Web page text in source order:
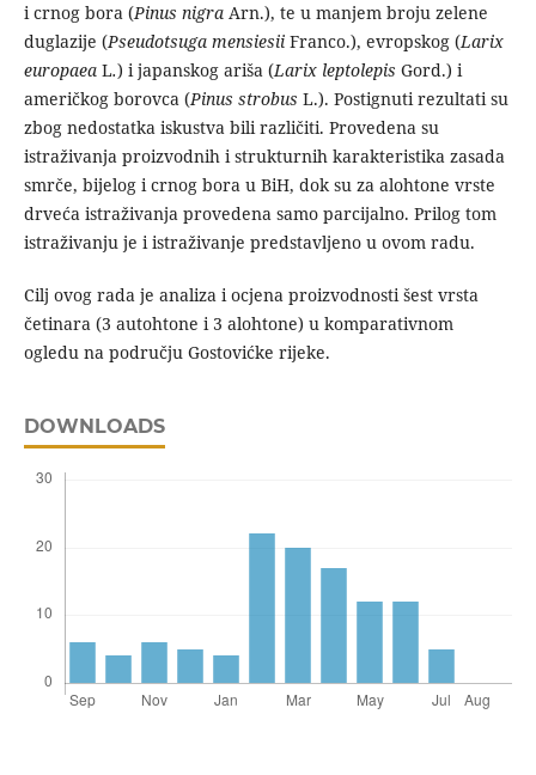
i crnog bora (Pinus nigra Arn.), te u manjem broju zelene
duglazije (Pseudotsuga mensiesii Franco.), evropskog (Larix
europaea L.) i japanskog ariša (Larix leptolepis Gord.) i
američkog borovca (Pinus strobus L.). Postignuti rezultati su
zbog nedostatka iskustva bili različiti. Provedena su
istraživanja proizvodnih i strukturnih karakteristika zasada
smrče, bijelog i crnog bora u BiH, dok su za alohtone vrste
drveća istraživanja provedena samo parcijalno. Prilog tom
istraživanju je i istraživanje predstavljeno u ovom radu.
Cilj ovog rada je analiza i ocjena proizvodnosti šest vrsta
četinara (3 autohtone i 3 alohtone) u komparativnom
ogledu na području Gostovićke rijeke.
DOWNLOADS